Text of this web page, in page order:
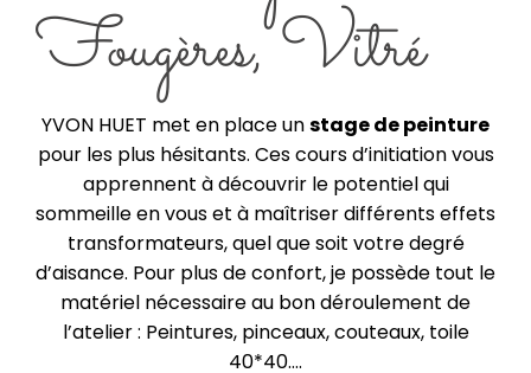
Fougères, Vitré
YVON HUET met en place unstage de peinture
pour les plus hésitants. Ces cours d’initiation vous
apprennent à découvrir le potentiel qui
sommeille en vous et à maîtriser différents effets
transformateurs, quel que soit votre degré
d’aisance. Pour plus de confort, je possède tout le
matériel nécessaire au bon déroulement de
l’atelier : Peintures, pinceaux, couteaux, toile
40*40….